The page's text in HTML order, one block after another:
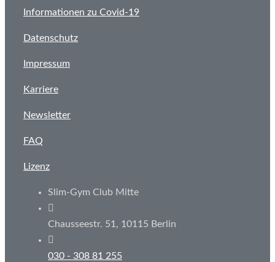
Informationen zu Covid-19
Datenschutz
Impressum
Karriere
Newsletter
FAQ
Lizenz
Slim-Gym Club Mitte
Chausseestr. 51, 10115 Berlin
030 - 308 81 255